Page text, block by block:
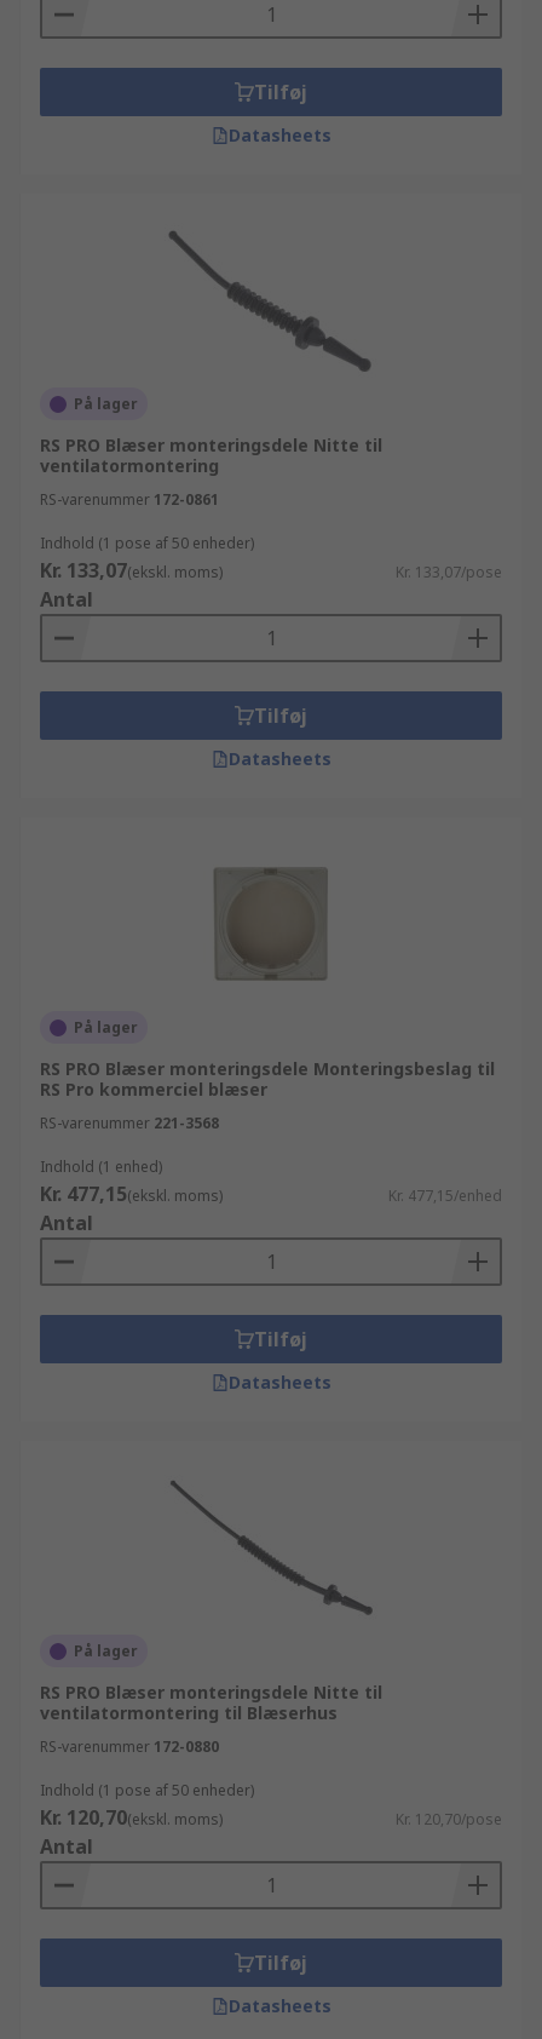
varmehåndtering og andre Blæser - reservedele
og tilbehør komponenter, kan du bare browse
igennem vores hjemmeside, anvende
søgefunktionen eller kontakte en af vores
tekniske rådgivere. De af vores Blæser -
enkel bestilling, så du nemt kan browse og
sortere din Blæser - monteringsdele søgning, så
de tilgængelige produkter organiseres alfabetisk,
efter pris, mærke, producent eller lagerstatus.
Tilføj
Datasheets
På lager
RS PRO Blæser monteringsdele Nitte til
ventilatormontering
RS-varenummer 172-0861
Indhold (1 pose af 50 enheder)
Kr. 133,07(ekskl. moms) Kr. 133,07/pose
Antal
Tilføj
Datasheets
På lager
RS PRO Blæser monteringsdele Monteringsbeslag til
RS Pro kommerciel blæser
RS-varenummer 221-3568
Indhold (1 enhed)
Kr. 477,15(ekskl. moms) Kr. 477,15/enhed
Antal
Tilføj
Datasheets
På lager
RS PRO Blæser monteringsdele Nitte til
ventilatormontering til Blæserhus
RS-varenummer 172-0880
Indhold (1 pose af 50 enheder)
Kr. 120,70(ekskl. moms) Kr. 120,70/pose
Antal
Tilføj
Datasheets